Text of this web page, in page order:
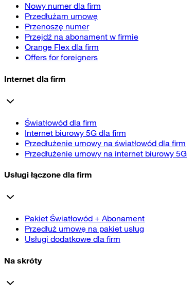
Nowy numer dla firm
Przedłużam umowę
Przenoszę numer
Przejdź na abonament w firmie
Orange Flex dla firm
Offers for foreigners
Internet dla firm
Światłowód dla firm
Internet biurowy 5G dla firm
Przedłużenie umowy na światłowód dla firm
Przedłużenie umowy na internet biurowy 5G
Usługi łączone dla firm
Pakiet Światłowód + Abonament
Przedłuż umowę na pakiet usług
Usługi dodatkowe dla firm
Na skróty